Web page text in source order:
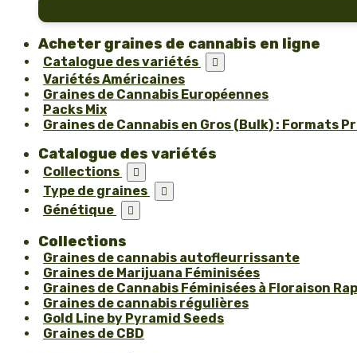
Acheter graines de cannabis en ligne
Catalogue des variétés 
Variétés Américaines
Graines de Cannabis Européennes
Packs Mix
Graines de Cannabis en Gros (Bulk) : Formats
Catalogue des variétés
Collections 
Type de graines 
Génétique 
Collections
Graines de cannabis autofleurrissante
Graines de Marijuana Féminisées
Graines de Cannabis Féminisées à Floraison
Graines de cannabis régulières
Gold Line by Pyramid Seeds
Graines de CBD